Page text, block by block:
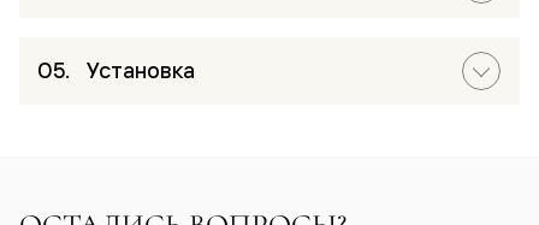
Установка